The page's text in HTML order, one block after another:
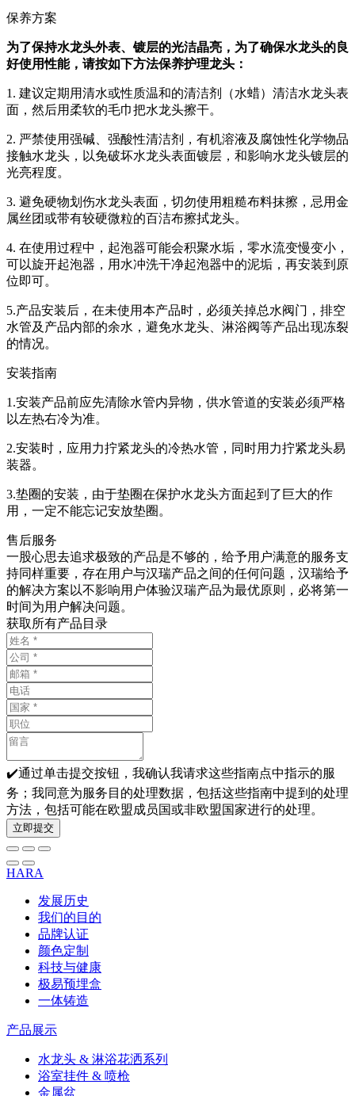
保养方案
为了保持水龙头外表、镀层的光洁晶亮，为了确保水龙头的良
好使用性能，请按如下方法保养护理龙头：
1. 建议定期用清水或性质温和的清洁剂（水蜡）清洁水龙头表
面，然后用柔软的毛巾把水龙头擦干。
2. 严禁使用强碱、强酸性清洁剂，有机溶液及腐蚀性化学物品
接触水龙头，以免破坏水龙头表面镀层，和影响水龙头镀层的
光亮程度。
3. 避免硬物划伤水龙头表面，切勿使用粗糙布料抹擦，忌用金
属丝团或带有较硬微粒的百洁布擦拭龙头。
4. 在使用过程中，起泡器可能会积聚水垢，零水流变慢变小，
可以旋开起泡器，用水冲洗干净起泡器中的泥垢，再安装到原
位即可。
5.产品安装后，在未使用本产品时，必须关掉总水阀门，排空
水管及产品内部的余水，避免水龙头、淋浴阀等产品出现冻裂
的情况。
安装指南
1.安装产品前应先清除水管内异物，供水管道的安装必须严格
以左热右冷为准。
2.安装时，应用力拧紧龙头的冷热水管，同时用力拧紧龙头易
装器。
3.垫圈的安装，由于垫圈在保护水龙头方面起到了巨大的作
用，一定不能忘记安放垫圈。
售后服务
一股心思去追求极致的产品是不够的，给予用户满意的服务支
持同样重要，存在用户与汉瑞产品之间的任何问题，汉瑞给予
的解决方案以不影响用户体验汉瑞产品为最优原则，必将第一
时间为用户解决问题。
获取所有产品目录
✔️通过单击提交按钮，我确认我请求这些指南点中指示的服
务；我同意为服务目的处理数据，包括这些指南中提到的处理
方法，包括可能在欧盟成员国或非欧盟国家进行的处理。
立即提交
HARA
发展历史
我们的目的
品牌认证
颜色定制
科技与健康
极易预埋盒
一体铸造
产品展示
水龙头 & 淋浴花洒系列
浴室挂件 & 喷枪
金属盆